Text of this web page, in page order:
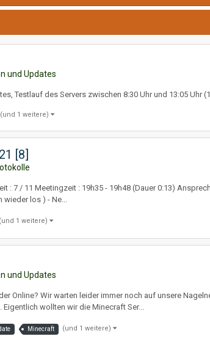
und Updates
Testlauf des Servers zwischen 8:30 Uhr und 13:05 Uhr
(und 1 weitere)
[8]
: 7 / 11 Meetingzeit : 19h35 - 19h48 (Dauer 0:13)
wieder los ) - Ne...
(und 1 weitere)
und Updates
Online? Wir warten leider immer noch auf unsere
wollten wir die Minecraft Ser...
Minecraft (und 1 weitere)